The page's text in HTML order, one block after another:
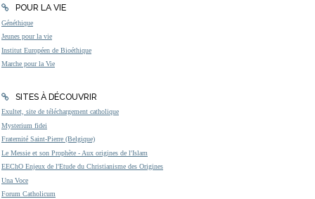
POUR LA VIE
Généthique
Jeunes pour la vie
Institut Européen de Bioéthique
Marche pour la Vie
SITES À DÉCOUVRIR
Exultet, site de téléchargement catholique
Mysterium fidei
Fraternité Saint-Pierre (Belgique)
Le Messie et son Prophète - Aux origines de l'Islam
EEChO Enjeux de l'Etude du Christianisme des Origines
Una Voce
Forum Catholicum